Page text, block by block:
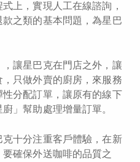
上，實現人工在線諮詢，
之類的基本問題，為星巴
讓星巴克在門店之外，讓
只做外賣的廚房，來服務
分配訂單，讓原有的線下
」幫助處理增量訂單。
十分注重客戶體驗，在新
確保外送咖啡的品質之